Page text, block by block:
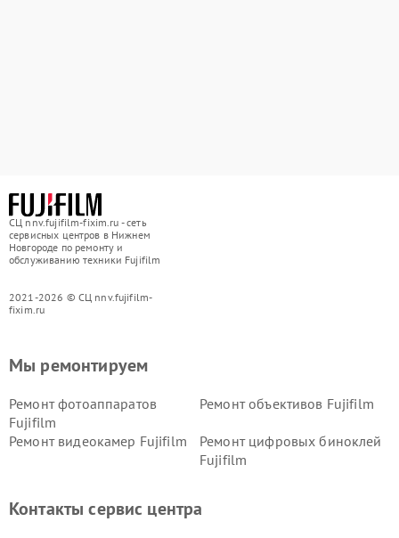
СЦ nnv.fujifilm-fixim.ru - сеть
сервисных центров в Нижнем
Новгороде по ремонту и
обслуживанию техники Fujifilm
2021-2026 © СЦ nnv.fujifilm-
fixim.ru
Мы ремонтируем
Ремонт фотоаппаратов
Fujifilm
Ремонт объективов Fujifilm
Ремонт видеокамер Fujifilm
Ремонт цифровых биноклей
Fujifilm
Контакты сервис центра